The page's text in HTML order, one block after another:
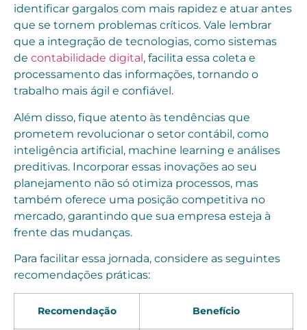
identificar gargalos com mais rapidez e atuar antes
que se tornem problemas críticos. Vale lembrar
que a integração de tecnologias, como sistemas
de contabilidade digital , facilita essa coleta e
processamento das informações, tornando o
trabalho mais ágil e confiável.
Além disso, fique atento às tendências que
prometem revolucionar o setor contábil, como
inteligência artificial, machine learning e análises
preditivas. Incorporar essas inovações ao seu
planejamento não só otimiza processos, mas
também oferece uma posição competitiva no
mercado, garantindo que sua empresa esteja à
frente das mudanças.
Para facilitar essa jornada, considere as seguintes
recomendações práticas:
Recomendação Benefício